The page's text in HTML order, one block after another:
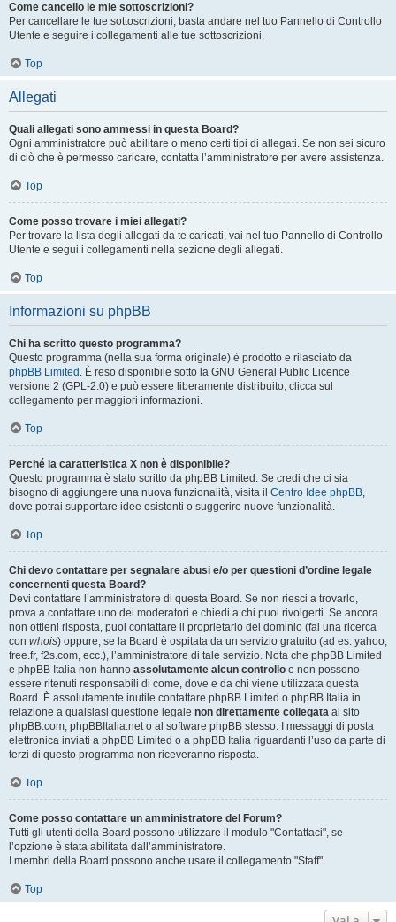
Come cancello le mie sottoscrizioni?
Per cancellare le tue sottoscrizioni, basta andare nel tuo Pannello di Controllo
Utente e seguire i collegamenti alle tue sottoscrizioni.
Top
Allegati
Quali allegati sono ammessi in questa Board?
Ogni amministratore può abilitare o meno certi tipi di allegati. Se non sei sicuro
di ciò che è permesso caricare, contatta l’amministratore per avere assistenza.
Top
Come posso trovare i miei allegati?
Per trovare la lista degli allegati da te caricati, vai nel tuo Pannello di Controllo
Utente e segui i collegamenti nella sezione degli allegati.
Top
Informazioni su phpBB
Chi ha scritto questo programma?
Questo programma (nella sua forma originale) è prodotto e rilasciato da
phpBB Limited . È reso disponibile sotto la GNU General Public Licence
versione 2 (GPL-2.0) e può essere liberamente distribuito; clicca sul
collegamento per maggiori informazioni.
Top
Perché la caratteristica X non è disponibile?
Questo programma è stato scritto da phpBB Limited. Se credi che ci sia
bisogno di aggiungere una nuova funzionalità, visita il Centro Idee phpBB,
dove potrai supportare idee esistenti o suggerire nuove funzionalità.
Top
Chi devo contattare per segnalare abusi e/o per questioni d’ordine legale
concernenti questa Board?
Devi contattare l’amministratore di questa Board. Se non riesci a trovarlo,
prova a contattare uno dei moderatori e chiedi a chi puoi rivolgerti. Se ancora
non ottieni risposta, puoi contattare il proprietario del dominio (fai una ricerca
con whois) oppure, se la Board è ospitata da un servizio gratuito (ad es. yahoo,
free.fr, f2s.com, ecc.), l’amministratore di tale servizio. Nota che phpBB Limited
e phpBB Italia non hanno assolutamente alcun controllo e non possono
essere ritenuti responsabili di come, dove e da chi viene utilizzata questa
Board. È assolutamente inutile contattare phpBB Limited o phpBB Italia in
relazione a qualsiasi questione legale non direttamente collegata al sito
phpBB.com, phpBBItalia.net o al software phpBB stesso. I messaggi di posta
elettronica inviati a phpBB Limited o a phpBB Italia riguardanti l’uso da parte di
terzi di questo programma non riceveranno risposta.
Top
Come posso contattare un amministratore del Forum?
Tutti gli utenti della Board possono utilizzare il modulo "Contattaci", se
l’opzione è stata abilitata dall’amministratore.
I membri della Board possono anche usare il collegamento "Staff".
Top